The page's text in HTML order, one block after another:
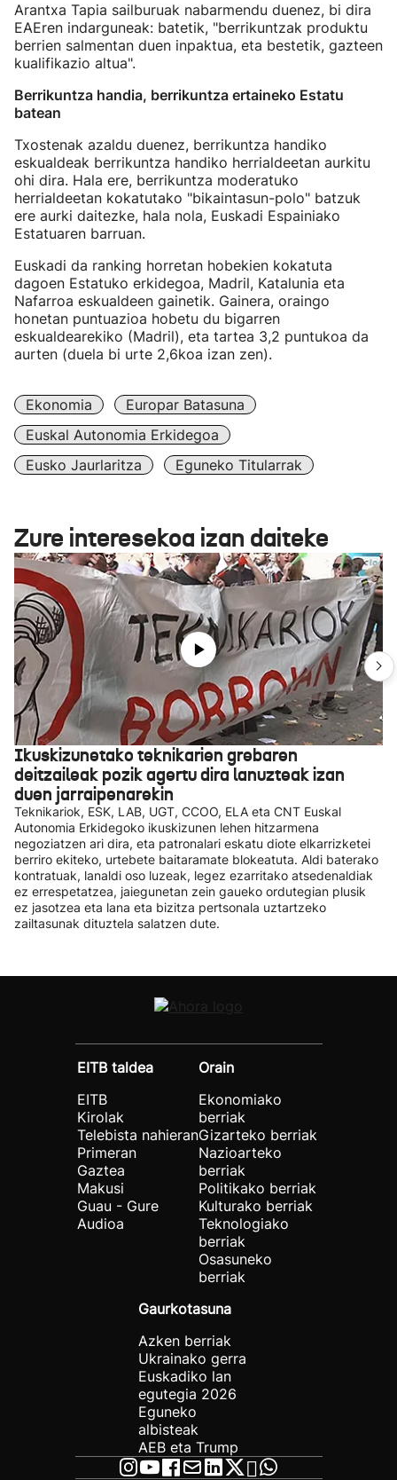
Arantxa Tapia sailburuak nabarmendu duenez, bi dira
EAEren indarguneak: batetik, "berrikuntzak produktu
berrien salmentan duen inpaktua, eta bestetik, gazteen
kualifikazio altua".
Berrikuntza handia, berrikuntza ertaineko Estatu
batean
Txostenak azaldu duenez, berrikuntza handiko
eskualdeak berrikuntza handiko herrialdeetan aurkitu
ohi dira. Hala ere, berrikuntza moderatuko
herrialdeetan kokatutako "bikaintasun-polo" batzuk
ere aurki daitezke, hala nola, Euskadi Espainiako
Estatuaren barruan.
Euskadi da ranking horretan hobekien kokatuta
dagoen Estatuko erkidegoa, Madril, Katalunia eta
Nafarroa eskualdeen gainetik. Gainera, oraingo
honetan puntuazioa hobetu du bigarren
eskualdearekiko (Madril), eta tartea 3,2 puntukoa da
aurten (duela bi urte 2,6koa izan zen).
Ekonomia
Europar Batasuna
Euskal Autonomia Erkidegoa
Eusko Jaurlaritza
Eguneko Titularrak
Zure interesekoa izan daiteke
Ikuskizunetako teknikarien grebaren
deitzaileak pozik agertu dira lanuzteak izan
duen jarraipenarekin
Teknikariok, ESK, LAB, UGT, CCOO, ELA eta CNT Euskal
Autonomia Erkidegoko ikuskizunen lehen hitzarmena
negoziatzen ari dira, eta patronalari eskatu diote elkarrizketei
berriro ekiteko, urtebete baitaramate blokeatuta. Aldi baterako
kontratuak, lanaldi oso luzeak, legez ezarritako atsedenaldiak
ez errespetatzea, jaiegunetan zein gaueko ordutegian plusik
ez jasotzea eta lana eta bizitza pertsonala uztartzeko
zailtasunak dituztela salatzen dute.
EITB taldea
EITB
Kirolak
Telebista nahieran
Primeran
Gaztea
Makusi
Guau - Gure
Audioa
Orain
Ekonomiako
berriak
Gizarteko berriak
Nazioarteko
berriak
Politikako berriak
Kulturako berriak
Teknologiako
berriak
Osasuneko
berriak
Gaurkotasuna
Azken berriak
Ukrainako gerra
Euskadiko lan
egutegia 2026
Eguneko
albisteak
AEB eta Trump